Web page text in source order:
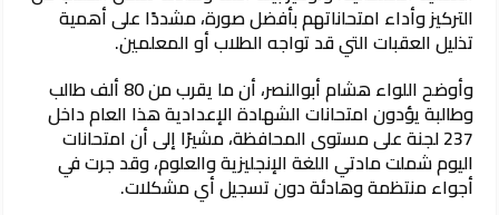
التركيز وأداء امتحاناتهم بأفضل صورة، مشددًا على أهمية
تذليل العقبات التي قد تواجه الطلاب أو المعلمين.
وأوضح اللواء هشام أبوالنصر، أن ما يقرب من 80 ألف طالب
وطالبة يؤدون امتحانات الشهادة الإعدادية هذا العام داخل
237 لجنة على مستوى المحافظة، مشيرًا إلى أن امتحانات
اليوم شملت مادتي اللغة الإنجليزية والعلوم، وقد جرت في
أجواء منتظمة وهادئة دون تسجيل أي مشكلات.